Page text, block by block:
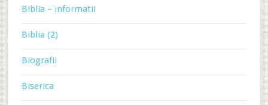
Biblia – informatii
Biblia (2)
Biografii
Biserica